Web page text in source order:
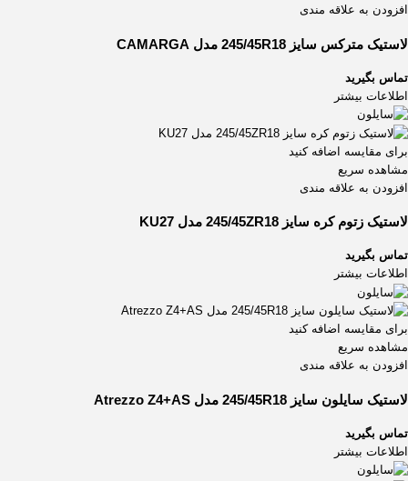
افزودن به علاقه مندی
لاستیک مترکس سایز 245/45R18 مدل CAMARGA
تماس بگیرید
اطلاعات بیشتر
برای مقایسه اضافه کنید
مشاهده سریع
افزودن به علاقه مندی
لاستیک زتوم کره سایز 245/45ZR18 مدل KU27
تماس بگیرید
اطلاعات بیشتر
برای مقایسه اضافه کنید
مشاهده سریع
افزودن به علاقه مندی
لاستیک سایلون سایز 245/45R18 مدل Atrezzo Z4+AS
تماس بگیرید
اطلاعات بیشتر